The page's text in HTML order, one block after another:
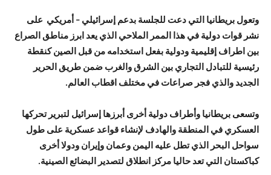
وتعول بريطانيا التي دعت للجلسة بدعم إسرائيلي – أمريكي على
نشر قوات دولية في هذا الممر الملاحي الذي يعد ابرز مناطق الصراع
بين اطراف إقليمية ودولية بفعل استخدامه من قبل الصين كنقطة
رئيسية للتبادل التجاري بين الشرق والغرب ضمن طريق الحرير
الجديد والذي فجر صراعات في مختلف اقطاب العالم.
وتسعى بريطانيا وأطراف دولية أخرى أبرزها إسرائيل لتبرير تحركها
العسكري في المنطقة والهادف لإنشاء قواعد عسكرية على طول
سواحل البحر الذي تطل عليه اليمن وعمان وإيران ودولا أخرى
كباكستان التي تعد حاليا مركز انطلاق لتصدير البضائع الصينية.